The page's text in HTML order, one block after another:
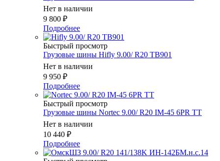
Нет в наличии
9 800 ₽
Подробнее
Быстрый просмотр
Грузовые шины Hifly 9.00/ R20 TB901
Нет в наличии
9 950 ₽
Подробнее
Быстрый просмотр
Грузовые шины Nortec 9.00/ R20 IM-45 6PR TT
Нет в наличии
10 440 ₽
Подробнее